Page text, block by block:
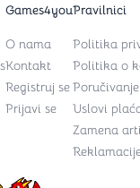
Games4you
O nama
Kontakt
Registruj se
Prijavi se
Pravilnici
Politika
Politika o
Uslovi
Zamena